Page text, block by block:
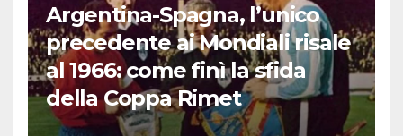
Argentina-Spagna, l’unico
precedente ai Mondiali risale
al 1966: come finì la sfida
della Coppa Rimet